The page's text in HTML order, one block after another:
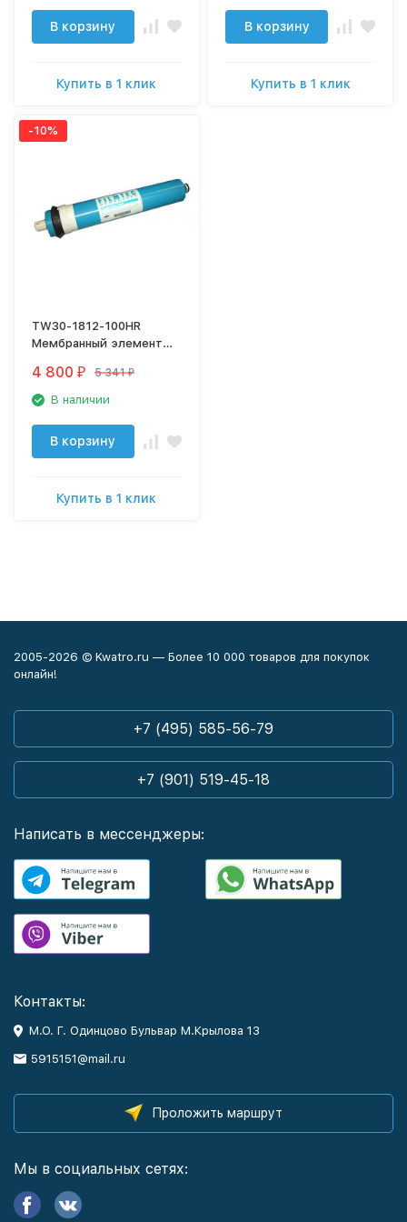
В корзину
Купить в 1 клик
В корзину
Купить в 1 клик
-10%
TW30-1812-100HR
Мембранный элемент
4 800 ₽ 5 341 ₽
В наличии
В корзину
Купить в 1 клик
2005-2026 © Kwatro.ru — Более 10 000 товаров для покупок
онлайн!
+7 (495) 585-56-79
+7 (901) 519-45-18
Написать в мессенджеры:
Контакты:
М.О. Г. Одинцово Бульвар М.Крылова 13
5915151@mail.ru
Проложить маршрут
Мы в социальных сетях: